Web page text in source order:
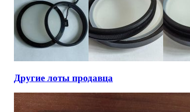
Другие лоты продавца